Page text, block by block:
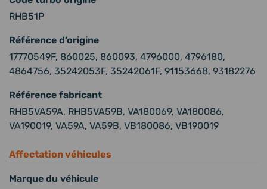
RHB51P
Référence d’origine
17770549F, 860025, 860093, 4796000, 4796180,
4864756, 35242053F, 35242061F, 91153668, 93182276
Référence fabricant
RHB5VA59A, RHB5VA59B, VA180069, VA180086,
VA190019, VA59A, VA59B, VB180086, VB190019
Affectation véhicules
Marque du véhicule